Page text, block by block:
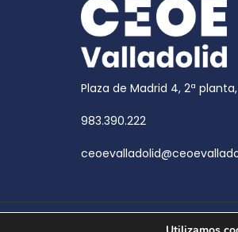
Plaza de Madrid 4, 2ª
983.390.222